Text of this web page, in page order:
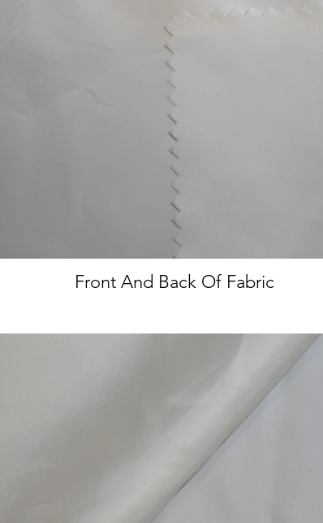
Front And Back Of Fabric